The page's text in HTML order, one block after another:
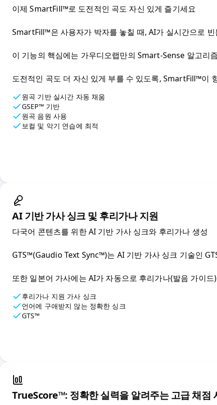
이제 SmartFill™로 도전적인 곡도 자신 있게 즐기세요
SmartFill™은 사용자가 박자를 놓칠 때, AI가 실시간으로
이 기능의 핵심에는 가우디오랩만의 Smart-Sense 알고리
도전적인 곡도 더 자신 있게 부를 수 있도록, SmartFill™이
원곡 기반 실시간 자동 채움
GSEP™ 기반
원곡 음원 사용
보컬 및 악기 연습에 최적
AI 기반 가사 싱크 및 후리가나 지원
다국어 콘텐츠를 위한 AI 기반 가사 싱크와 후리가나 생성
GTS™(Gaudio Text Sync™)는 AI 기반 가사 싱크 기술인
또한 일본어 가사에는 AI가 자동으로 후리가나(발음 가이
후리가나 지원 가사 싱크
언어에 구애받지 않는 정확한 싱크
GTS™
TrueScore™: 정확한 실력을 알려주는 고급 채점